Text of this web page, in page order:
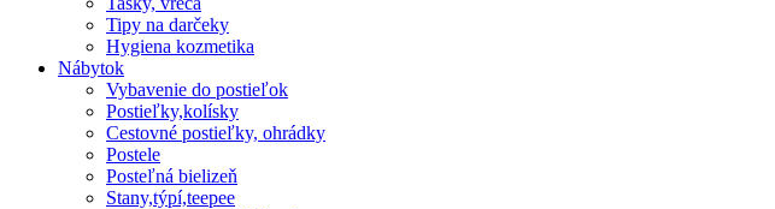
Tipy na darčeky
Hygiena kozmetika
Nábytok
Vybavenie do postieľok
Postieľky,kolísky
Cestovné postieľky, ohrádky
Postele
Posteľná bielizeň
Stany,týpí,teepee